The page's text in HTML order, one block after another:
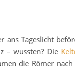
ans Tageslicht
– wussten? Die
die Römer